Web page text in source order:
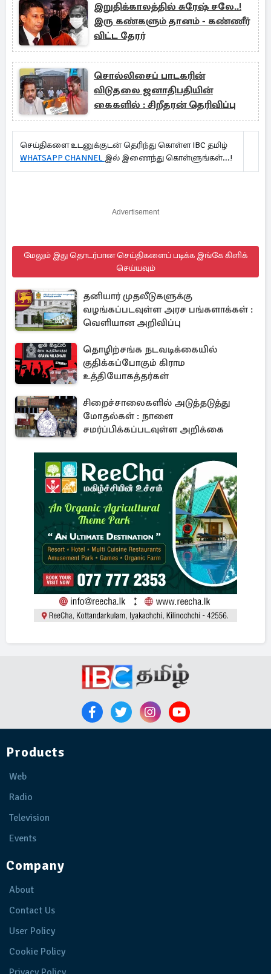
இறுதிக்காலத்தில் சுரேஷ் சலே..!
இரு கண்களும் தானம் - கண்ணீர்
விட்ட தேரர்
சொல்லிசைப் பாடகரின்
விடுதலை ஜனாதிபதியின்
கைகளில் : சிறீதரன் தெரிவிப்பு
செய்திகளை உடனுக்குடன் தெரிந்து கொள்ள IBC தமிழ்
WHATSAPP CHANNEL இல் இணைந்து கொள்ளுங்கள்...!
Advertisement
மேலும் இது தொடர்பான செய்திகளைப் படிக்க இங்கே கிளிக்
செய்யவும்
தனியார் முதலீடுகளுக்கு
வழங்கப்படவுள்ள அரச பங்களாக்கள் :
வெளியான அறிவிப்பு
தொழிற்சங்க நடவடிக்கையில்
குதிக்கப்போகும் கிராம
உத்தியோகத்தர்கள்
சிறைச்சாலைகளில் அடுத்தடுத்து
மோதல்கள் : நாளை
சமர்ப்பிக்கப்படவுள்ள அறிக்கை
Products
Web
Radio
Television
Events
Company
About
Contact Us
User Policy
Cookie Policy